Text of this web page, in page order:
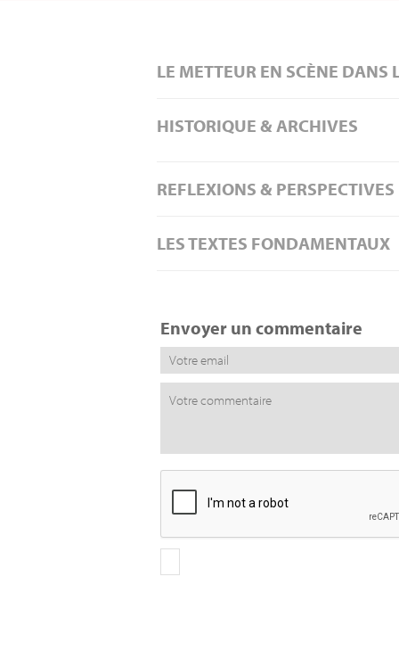
LE METTEUR EN SCÈNE
HISTORIQUE & ARCHIVES
REFLEXIONS & PERSPECTIVES
LES TEXTES FONDAMENTAUX
Envoyer un commentaire